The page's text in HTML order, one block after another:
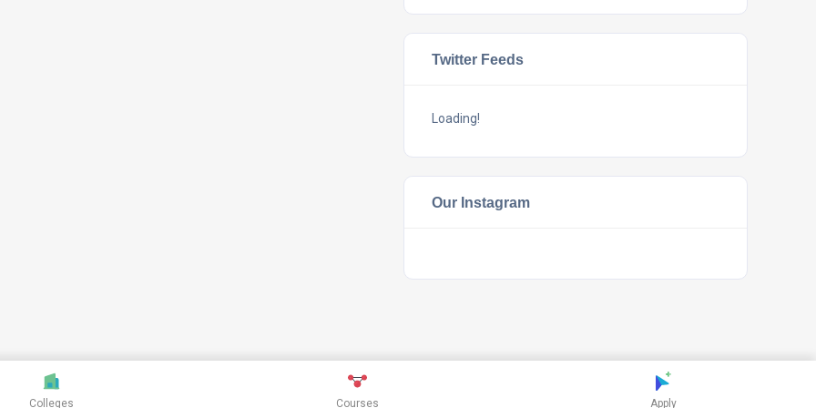
Twitter Feeds
Loading!
Our Instagram
Colleges Courses Apply